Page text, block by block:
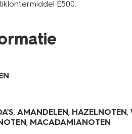
E500.
, AMANDELEN, HAZELNOTEN,
, MACADAMIANOTEN